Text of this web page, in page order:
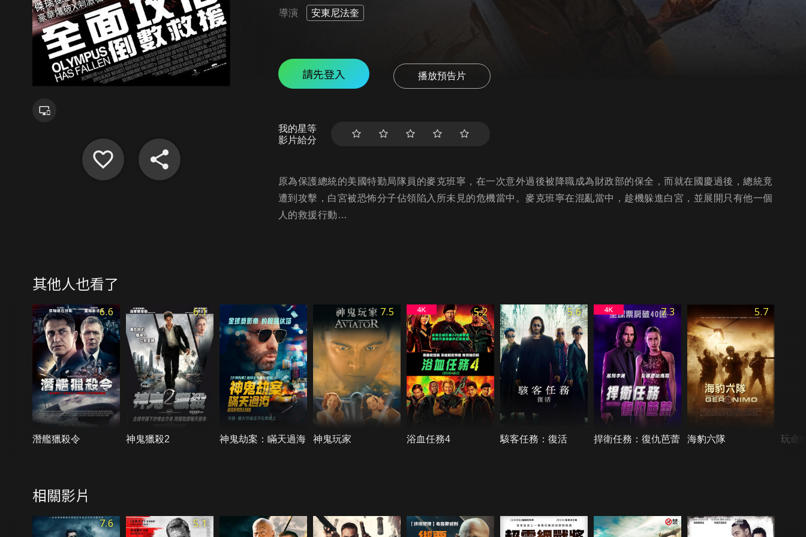
導演 安東尼法奎
請先登入 播放預告片
我的星等
影片給分
原為保護總統的美國特勤局隊員的麥克班寧，在一次意外過後被降職成為財政部的保全，而就在國慶過後，總統竟
遭到攻擊，白宮被恐怖分子佔領陷入所未見的危機當中。麥克班寧在混亂當中，趁機躲進白宮，並展開只有他一個
人的救援行動…
其他人也看了
6.6
潛艦獵殺令
6.1
神鬼獵殺2 神鬼劫案：瞞天過海
7.5
神鬼玩家
5.2
浴血任務4
5.6
駭客任務：復活
7.3
捍衛任務：復仇芭蕾
5.7
海豹六隊 玩命
相關影片
7.6 5.1